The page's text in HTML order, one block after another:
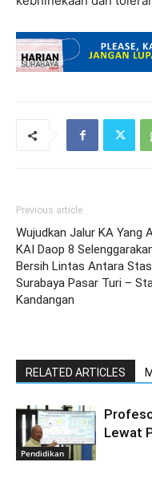
Previous article
Wujudkan Jalur KA Yang
KAI Daop 8
Bersih Lintas Antara
Surabaya Pasar Turi –
Kandangan
RELATED ARTICLES
Pendidikan
Lewat